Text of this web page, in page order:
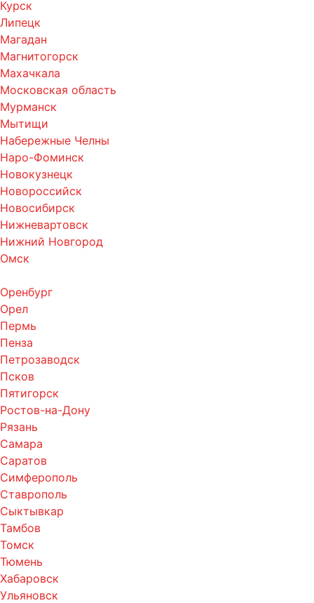
Курск
Липецк
Магадан
Магнитогорск
Махачкала
Московская область
Мурманск
Мытищи
Набережные Челны
Наро-Фоминск
Новокузнецк
Новороссийск
Новосибирск
Нижневартовск
Нижний Новгород
Омск
Оренбург
Орел
Пермь
Пенза
Петрозаводск
Псков
Пятигорск
Ростов-на-Дону
Рязань
Самара
Саратов
Симферополь
Ставрополь
Сыктывкар
Тамбов
Томск
Тюмень
Хабаровск
Ульяновск